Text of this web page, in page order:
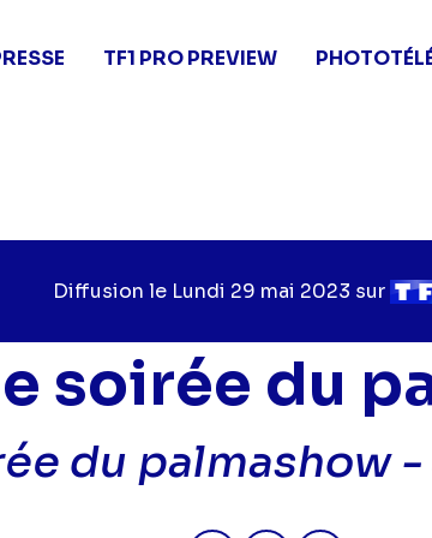
TF1 PRO PREVIEW
Diffusion le Jour
diffusion
Lundi 29 mai 2023 sur
soirée du
du palmashow -